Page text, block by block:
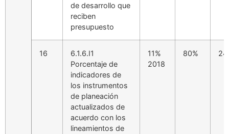
de desarrollo que
reciben
presupuesto
16
6.1.6.I1
Porcentaje de
indicadores de
los instrumentos
de planeación
actualizados de
acuerdo con los
lineamientos de
11%
2018
80%